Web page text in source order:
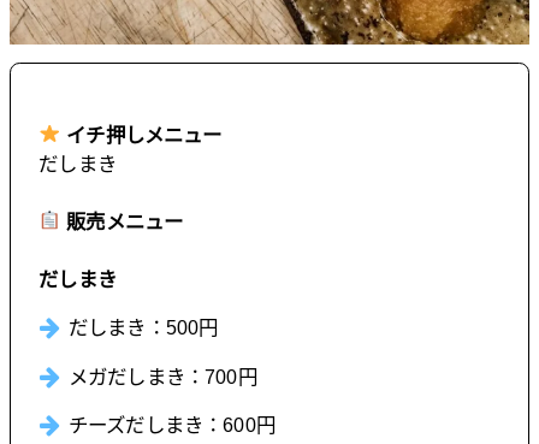
イチ押しメニュー
だしまき
販売メニュー
だしまき
だしまき：500円
メガだしまき：700円
チーズだしまき：600円